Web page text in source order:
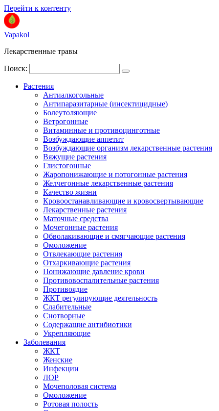
Перейти к контенту
Vapakol
Лекарственные травы
Поиск:
Растения
Антиалкогольные
Антипаразитарные (инсектицидные)
Болеутоляющие
Ветрогонные
Витаминные и противоцинготные
Возбуждающие аппетит
Возбуждающие организм лекарственные растения
Вяжущие растения
Глистогонные
Жаропонижающие и потогонные растения
Желчегонные лекарственные растения
Качество жизни
Кровоостанавливающие и кровосвертывающие
Лекарственные растения
Маточные средства
Мочегонные растения
Обволакивающие и смягчающие растения
Омоложение
Отвлекающие растения
Отхаркивающие растения
Понижающие давление крови
Противовоспалительные растения
Противоядие
ЖКТ регулирующие деятельность
Слабительные
Снотворные
Содержащие антибиотики
Укрепляющие
Заболевания
ЖКТ
Женские
Инфекции
ЛОР
Мочеполовая система
Омоложение
Ротовая полость